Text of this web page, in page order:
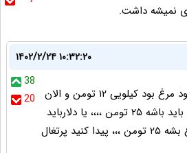
نمیشه داشت.
۱۴۰۲/۲/۲۴ ۱۰:۳۲:۲۰
38
20
وقتی دلار ۲۵ تومن بود مرغ بود کیلویی ۱۲ تومن و الان
با دلار ۵۰ تومنی مرغ باید باشه ۲۵ تومن ،،،، یا دلارباید
بشه ۱۵۰ تومن یا مرغ بشه ۲۵ تومن ،،، پیدا کنید پرتغال